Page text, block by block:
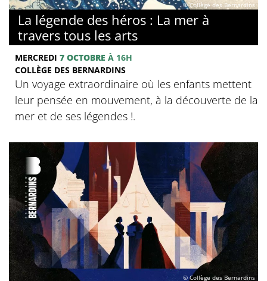
© Collège des Bernardins
La légende des héros : La mer à
travers tous les arts
MERCREDI 7 OCTOBRE À 16H
COLLÈGE DES BERNARDINS
Un voyage extraordinaire où les enfants mettent
leur pensée en mouvement, à la découverte de la
mer et de ses légendes !.
© Collège des Bernardins